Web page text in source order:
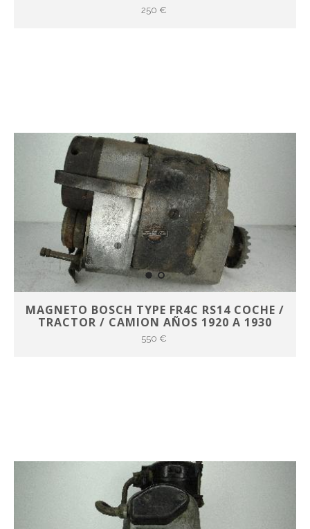
250 €
MAGNETO BOSCH TYPE FR4C RS14 COCHE /
TRACTOR / CAMION AÑOS 1920 A 1930
550 €